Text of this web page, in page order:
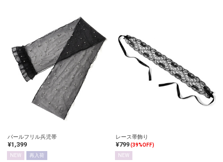
パールフリル兵児帯
¥1,399
NEW 再入荷
レース帯飾り
¥799(39%OFF)
NEW